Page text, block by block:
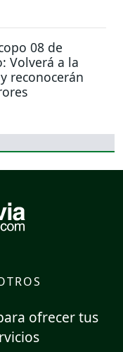
08 de
Volverá a la
reconocerán
ofrecer tus